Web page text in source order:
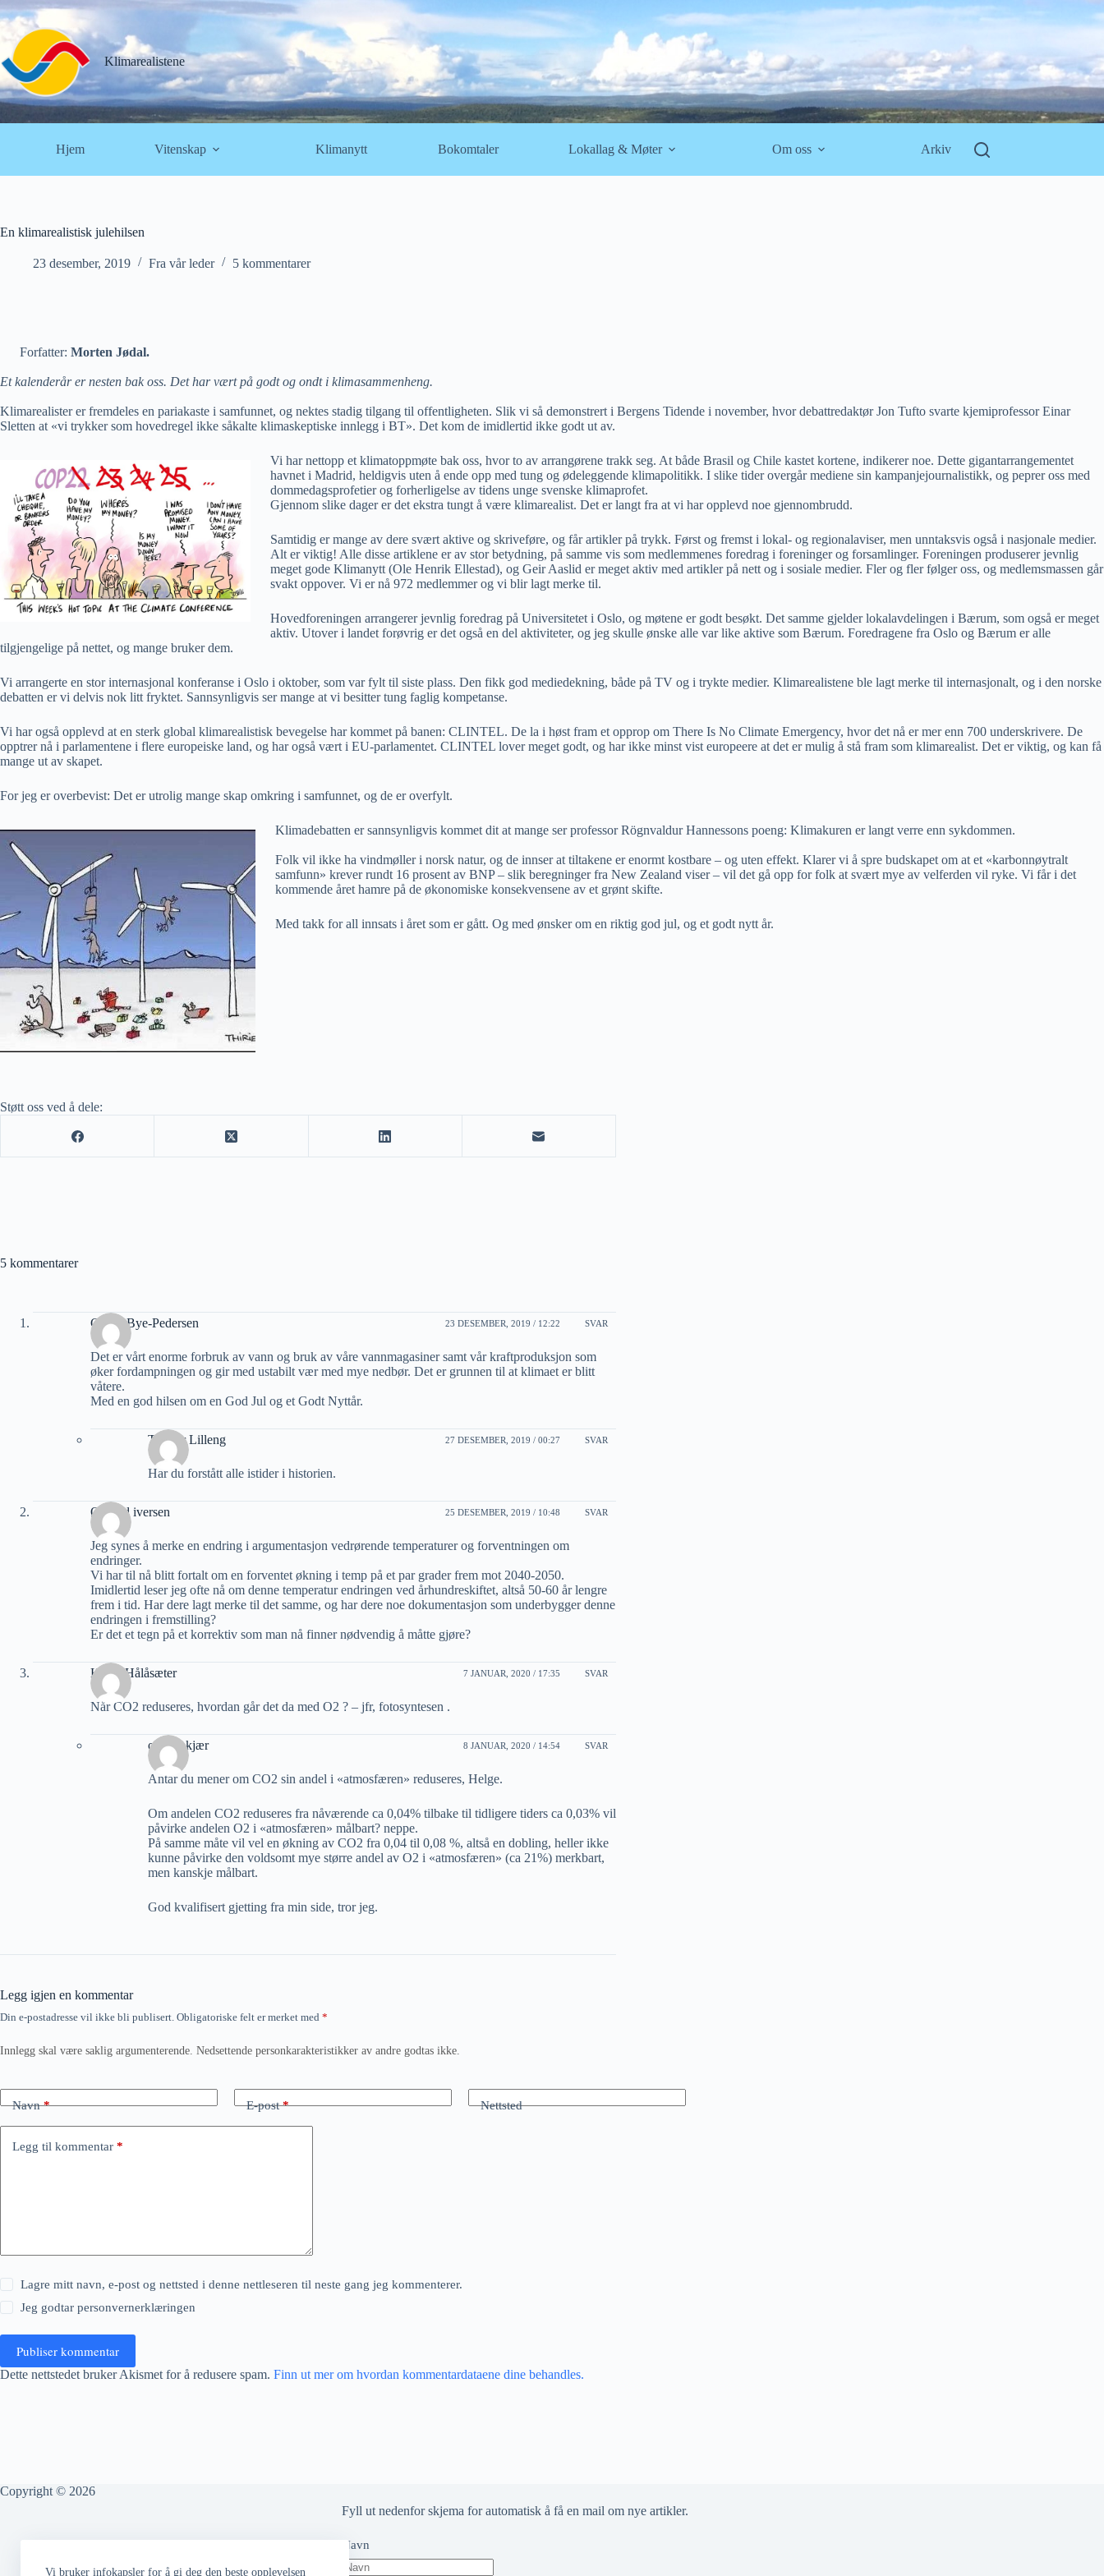
Hopp
til
innholdet
Vi bruker infokapsler for å gi deg den beste opplevelsen
Klimarealistene
Hjem Vitenskap Klimanytt Bokomtaler Lokallag & Møter Om oss Arkiv
En klimarealistisk julehilsen
23 desember, 2019 Fra vår leder 5 kommentarer
Forfatter: Morten Jødal.
Et kalenderår er nesten bak oss. Det har vært på godt og ondt i klimasammenheng.
Klimarealister er fremdeles en pariakaste i samfunnet, og nektes stadig tilgang til offentligheten. Slik vi så demonstrert i Bergens Tidende i november, hvor debattredaktør Jon Tufto svarte kjemiprofessor Einar
Sletten at «vi trykker som hovedregel ikke såkalte klimaskeptiske innlegg i BT». Det kom de imidlertid ikke godt ut av.
Vi har nettopp et klimatoppmøte bak oss, hvor to av arrangørene trakk seg. At både Brasil og Chile kastet kortene, indikerer noe. Dette gigantarrangementet
havnet i Madrid, heldigvis uten å ende opp med tung og ødeleggende klimapolitikk. I slike tider overgår mediene sin kampanjejournalistikk, og peprer oss med
dommedagsprofetier og forherligelse av tidens unge svenske klimaprofet.
Gjennom slike dager er det ekstra tungt å være klimarealist. Det er langt fra at vi har opplevd noe gjennombrudd.
Samtidig er mange av dere svært aktive og skriveføre, og får artikler på trykk. Først og fremst i lokal- og regionalaviser, men unntaksvis også i nasjonale medier.
Alt er viktig! Alle disse artiklene er av stor betydning, på samme vis som medlemmenes foredrag i foreninger og forsamlinger. Foreningen produserer jevnlig
meget gode Klimanytt (Ole Henrik Ellestad), og Geir Aaslid er meget aktiv med artikler på nett og i sosiale medier. Fler og fler følger oss, og medlemsmassen går
svakt oppover. Vi er nå 972 medlemmer og vi blir lagt merke til.
Hovedforeningen arrangerer jevnlig foredrag på Universitetet i Oslo, og møtene er godt besøkt. Det samme gjelder lokalavdelingen i Bærum, som også er meget
aktiv. Utover i landet forøvrig er det også en del aktiviteter, og jeg skulle ønske alle var like aktive som Bærum. Foredragene fra Oslo og Bærum er alle
tilgjengelige på nettet, og mange bruker dem.
Vi arrangerte en stor internasjonal konferanse i Oslo i oktober, som var fylt til siste plass. Den fikk god mediedekning, både på TV og i trykte medier. Klimarealistene ble lagt merke til internasjonalt, og i den norske
debatten er vi delvis nok litt fryktet. Sannsynligvis ser mange at vi besitter tung faglig kompetanse.
Vi har også opplevd at en sterk global klimarealistisk bevegelse har kommet på banen: CLINTEL. De la i høst fram et opprop om There Is No Climate Emergency, hvor det nå er mer enn 700 underskrivere. De
opptrer nå i parlamentene i flere europeiske land, og har også vært i EU-parlamentet. CLINTEL lover meget godt, og har ikke minst vist europeere at det er mulig å stå fram som klimarealist. Det er viktig, og kan få
mange ut av skapet.
For jeg er overbevist: Det er utrolig mange skap omkring i samfunnet, og de er overfylt.
Klimadebatten er sannsynligvis kommet dit at mange ser professor Rögnvaldur Hannessons poeng: Klimakuren er langt verre enn sykdommen.
Folk vil ikke ha vindmøller i norsk natur, og de innser at tiltakene er enormt kostbare – og uten effekt. Klarer vi å spre budskapet om at et «karbonnøytralt
samfunn» krever rundt 16 prosent av BNP – slik beregninger fra New Zealand viser – vil det gå opp for folk at svært mye av velferden vil ryke. Vi får i det
kommende året hamre på de økonomiske konsekvensene av et grønt skifte.
Med takk for all innsats i året som er gått. Og med ønsker om en riktig god jul, og et godt nytt år.
Støtt oss ved å dele:
5 kommentarer
Georg Bye-Pedersen 23 DESEMBER, 2019 / 12:22 SVAR
Det er vårt enorme forbruk av vann og bruk av våre vannmagasiner samt vår kraftproduksjon som
øker fordampningen og gir med ustabilt vær med mye nedbør. Det er grunnen til at klimaet er blitt
våtere.
Med en god hilsen om en God Jul og et Godt Nyttår.
Torgeir Lilleng 27 DESEMBER, 2019 / 00:27 SVAR
Har du forstått alle istider i historien.
Øyvind iversen 25 DESEMBER, 2019 / 10:48 SVAR
Jeg synes å merke en endring i argumentasjon vedrørende temperaturer og forventningen om
endringer.
Vi har til nå blitt fortalt om en forventet økning i temp på et par grader frem mot 2040-2050.
Imidlertid leser jeg ofte nå om denne temperatur endringen ved århundreskiftet, altså 50-60 år lengre
frem i tid. Har dere lagt merke til det samme, og har dere noe dokumentasjon som underbygger denne
endringen i fremstilling?
Er det et tegn på et korrektiv som man nå finner nødvendig å måtte gjøre?
Helge Hålåsæter 7 JANUAR, 2020 / 17:35 SVAR
Når CO2 reduseres, hvordan går det da med O2 ? – jfr, fotosyntesen .
olav ankjær 8 JANUAR, 2020 / 14:54 SVAR
Antar du mener om CO2 sin andel i «atmosfæren» reduseres, Helge.
Om andelen CO2 reduseres fra nåværende ca 0,04% tilbake til tidligere tiders ca 0,03% vil
påvirke andelen O2 i «atmosfæren» målbart? neppe.
På samme måte vil vel en økning av CO2 fra 0,04 til 0,08 %, altså en dobling, heller ikke
kunne påvirke den voldsomt mye større andel av O2 i «atmosfæren» (ca 21%) merkbart,
men kanskje målbart.
God kvalifisert gjetting fra min side, tror jeg.
Legg igjen en kommentar
Din e-postadresse vil ikke bli publisert. Obligatoriske felt er merket med *
Innlegg skal være saklig argumenterende. Nedsettende personkarakteristikker av andre godtas ikke.
Navn* E-post* Nettsted
Legg til kommentar *
Lagre mitt navn, e-post og nettsted i denne nettleseren til neste gang jeg kommenterer.
Jeg godtarpersonvernerklæringen
Publiser kommentar
Dette nettstedet bruker Akismet for å redusere spam. Finn ut mer om hvordan kommentardataene dine behandles.
Copyright © 2026
Fyll ut nedenfor skjema for automatisk å få en mail om nye artikler.
Navn